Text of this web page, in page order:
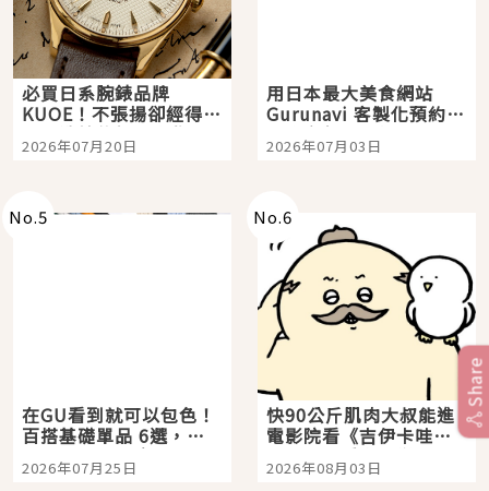
必買日系腕錶品牌
KUOE！不張揚卻經得起
時間洗鍊的經典之作五
選
2026年07月20日
用日本最大美食網站
Gurunavi 客製化預約九
大都市餐廳，打造專屬
美食體驗！
2026年07月03日
No.5
在GU看到就可以包色！
百搭基礎單品 6選，閉
眼全收也不心疼
2026年07月25日
No.6
快90公斤肌肉大叔能進
電影院看《吉伊卡哇》
嗎？日本重金屬樂團
「打首」會長與nagano
2026年08月03日
Share